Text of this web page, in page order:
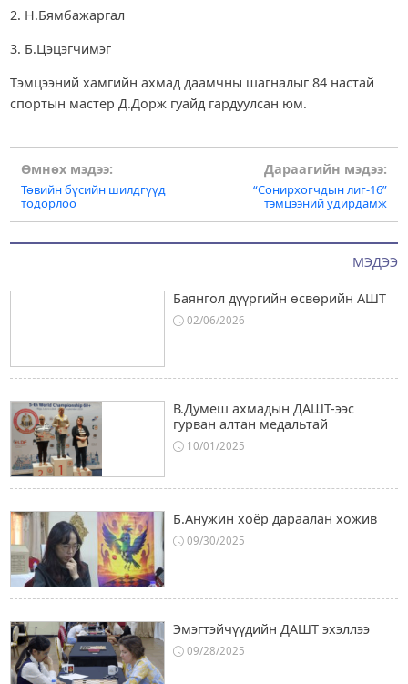
МЭДЭЭ
Баянгол дүүргийн өсвөрийн АШТ
02/06/2026
В.Думеш ахмадын ДАШТ-ээс
гурван алтан медальтай
10/01/2025
Б.Анужин хоёр дараалан хожив
09/30/2025
Эмэгтэйчүүдийн ДАШТ эхэллээ
09/28/2025
2. Н.Бямбажаргал
3. Б.Цэцэгчимэг
Тэмцээний хамгийн ахмад даамчны шагналыг 84 настай
спортын мастер Д.Дорж гуайд гардуулсан юм.
Post
navigation
Өмнөх мэдээ:
Төвийн бүсийн шилдгүүд
тодорлоо
Дараагийн мэдээ:
“Сонирхогчдын лиг-16”
тэмцээний удирдамж